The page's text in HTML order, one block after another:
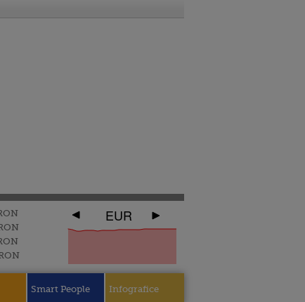
EUR
Smart People Infografice